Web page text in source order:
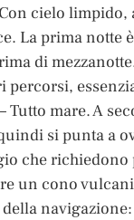
cielo
La prima notte
di
percorsi,
Tutto mare. A
si punta a
che
un cono
della